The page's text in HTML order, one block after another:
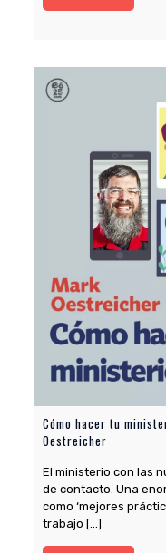
Cómo hacer tu
Oestreicher
El ministerio con las
de contacto. Una
como ‘mejores
trabajo […]